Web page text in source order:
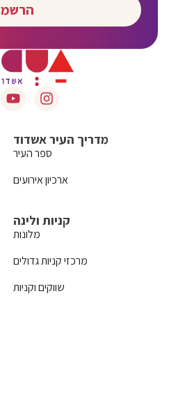
מדריך העיר אשדוד
ספר העיר
ארכיון אירועים
קניות ולינה
מלונות
מרכזי קניות גדולים
שווקים וקניות